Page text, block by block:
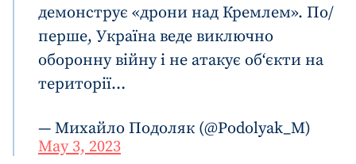
демонструє «дрони над Кремлем». По/
перше, Україна веде виключно
оборонну війну і не атакує об‘єкти на
території…
— Михайло Подоляк (@Podolyak_M)
May 3, 2023